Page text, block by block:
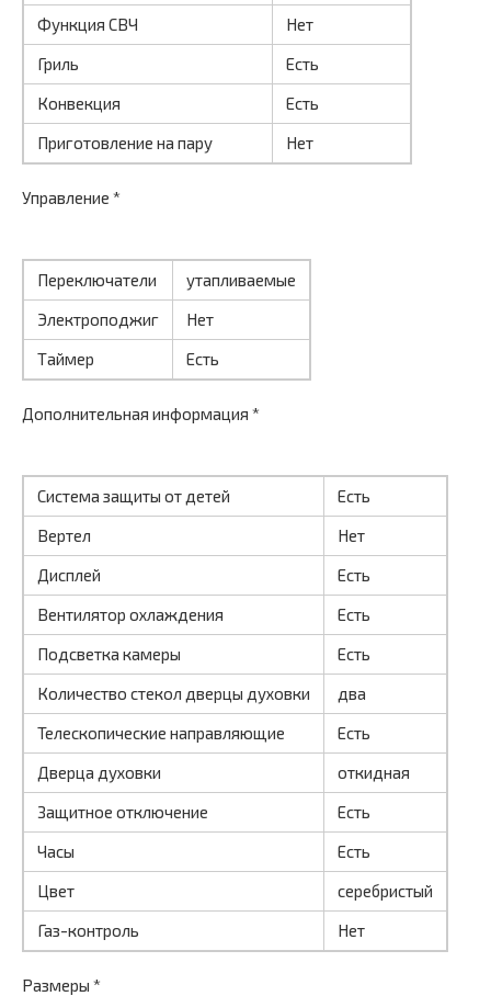
Функция СВЧ
Нет
Гриль
Есть
Конвекция
Есть
Приготовление на пару
Нет
Управление *
Переключатели
утапливаемые
Электроподжиг
Нет
Таймер
Есть
Дополнительная информация *
Система защиты от детей
Есть
Вертел
Нет
Дисплей
Есть
Вентилятор охлаждения
Есть
Подсветка камеры
Есть
Количество стекол дверцы духовки
два
Телескопические направляющие
Есть
Дверца духовки
откидная
Защитное отключение
Есть
Часы
Есть
Цвет
серебристый
Газ-контроль
Нет
Размеры *